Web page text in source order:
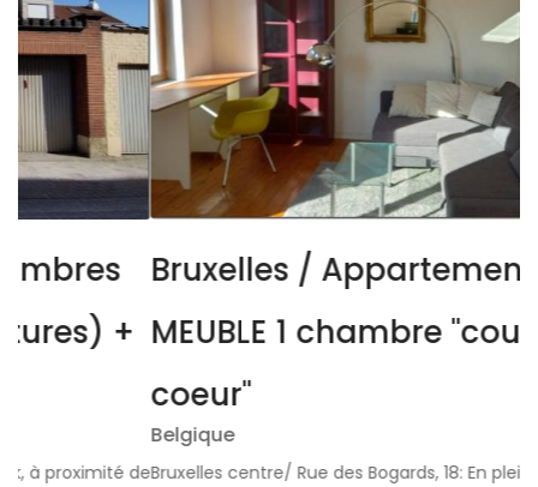
+
de
Bruxelles / Appartement
MEUBLE 1 chambre "coup de
coeur"
Belgique
Bruxelles centre/ Rue des Bogards, 18: En plein